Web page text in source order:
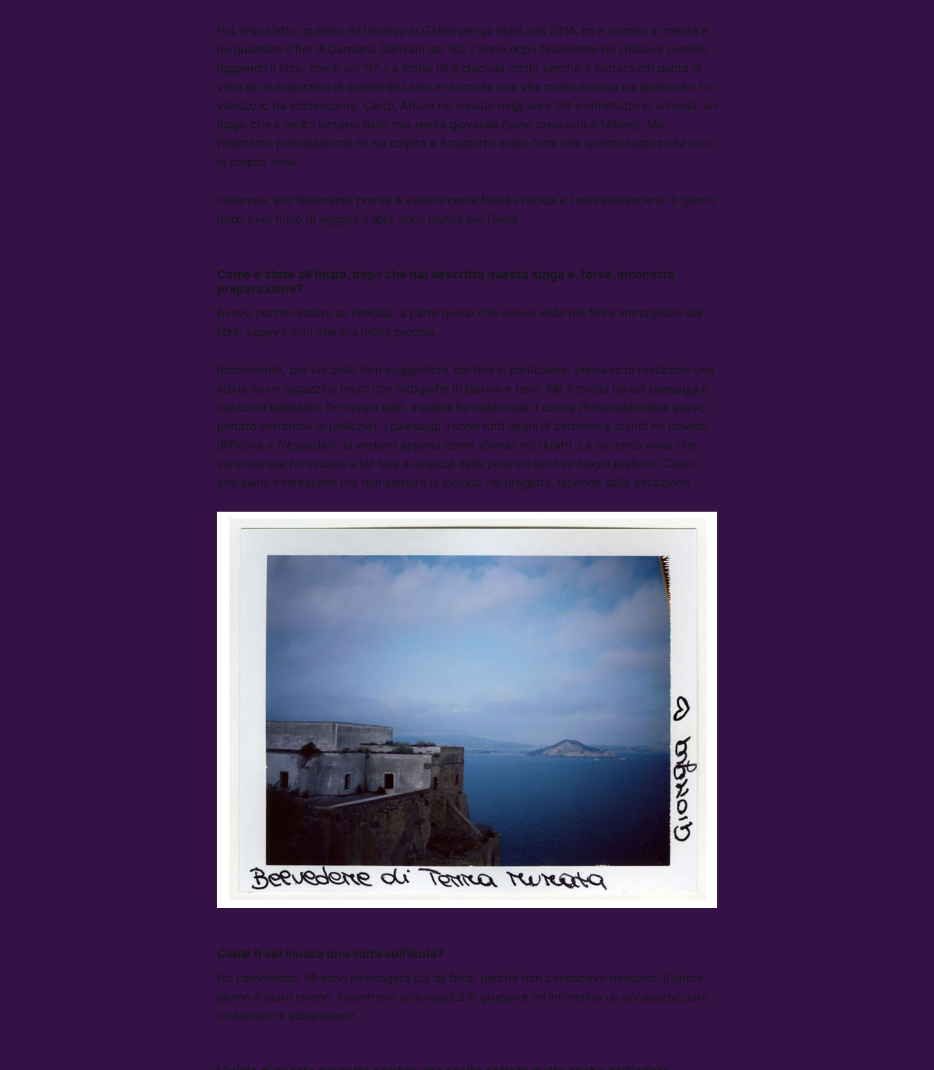
Poi, d’un tratto, quando mi trovavo in Galles per gli studi, nel 2014, mi è tornato in mente e
ho guardato il fim di Damiano Damiani del ’62. L’anno dopo finalmente ho chiuso il cerchio
leggendo il libro, che è del ’57. La storia mi è piaciuta molto perchè è narrata dal punto di
vista di un ragazzino di quattordici anni e racconta una vita molto diversa da quella che ho
vissuto io da adolescente. Certo, Arturo ha vissuto negli anni ’30 e oltrettutto in un’isola, un
luogo che è molto lontano dalla mia realtà giovanile (sono cresciuta a Milano). Ma
l’elemento principale che mi ha colpito è il rapporto molto forte che questo ragazzo ha con
la propria isola.
Insomma, ero finalmente pronta a vedere come fosse Procida e i suoi adolescenti. Il giorno
dopo aver finito di leggere il libro sono partita per l’isola.
Come è stato all’inizio, dopo che hai descritto questa lunga e, forse, inconscia
preparazione?
Avevo poche nozioni su Procida, a parte quello che avevo visto nel fim e immaginato dal
libro: sapevo solo che era molto piccola.
Inizialmente, per via delle forti suggestioni, del film in particolare, pensavo di realizzare una
storia su un ragazzino moro con fotografie in bianco e nero. Ma Procida ha dei paesaggi e
dei colori bellissimi, fin troppo belli, e quindi ho optato per il colore (fortunatamente avevo
portato entrambe le pellicole). I paesaggi lì sono tutti degni di cartoline e quindi ho trovato
difficoltà a fotografarli, si vedono appena come sfondo nei ritratti. La seconda volta che
sono tornata ho iniziato a far fare ai ragazzi delle polaroid dei loro luoghi preferiti. Credo
che siano interessanti ma non sempre le includo nel progetto, dipende dalla situazione.
Come ti sei mossa una volta sull’isola?
Ho camminato. Mi sono interrogata sul da farsi, perché non conoscevo nessuno. Il primo
giorno è stato strano, incontravo solo ragazzi in gruppo e mi intimoriva un po’ approcciare
un branco di adolescenti!